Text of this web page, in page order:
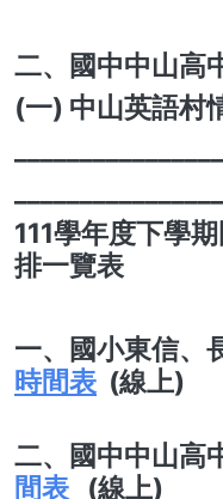
二、國中中山高
(一) 中山英語村
111學年度下學
排一覽表
一、國小東信、
時間表 (線上)
二、國中中山高
間表 (線上)